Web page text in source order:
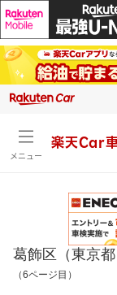
メニュー
楽天Car
葛飾区（東京
（6ページ目）